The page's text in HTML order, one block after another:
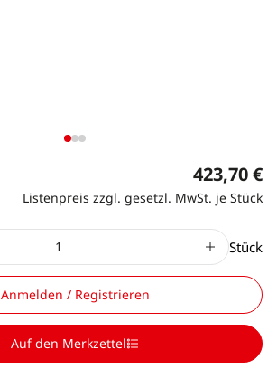
423,70 €
Listenpreis zzgl. gesetzl. MwSt. je Stück
Stück
Anmelden / Registrieren
Auf den Merkzettel